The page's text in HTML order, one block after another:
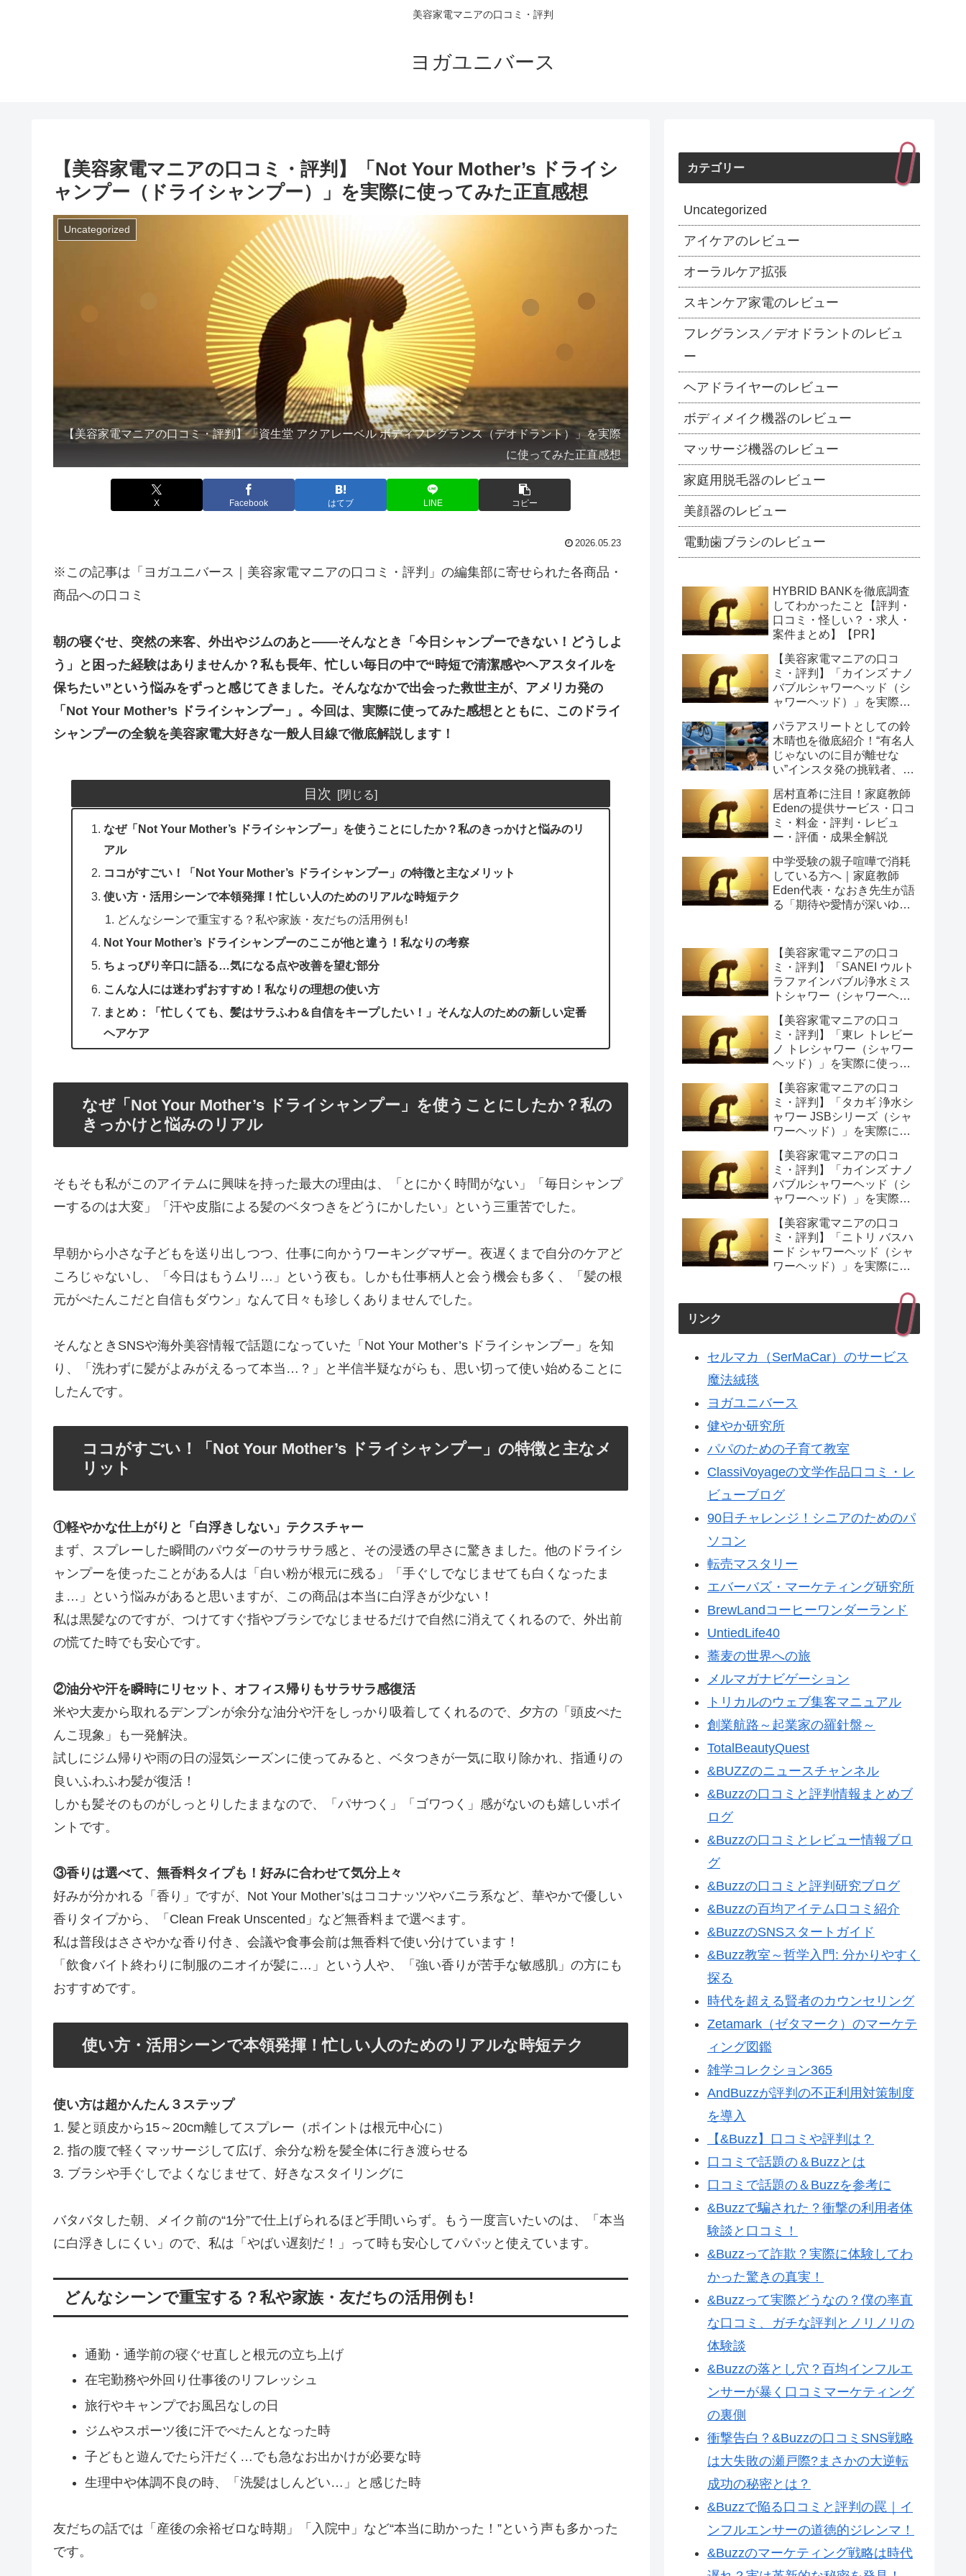
美容家電マニアの口コミ・評判
ヨガユニバース
【美容家電マニアの口コミ・評判】「Not Your Mother’s ドライシ
ャンプー（ドライシャンプー）」を実際に使ってみた正直感想
Uncategorized
【美容家電マニアの口コミ・評判】「資生堂 アクアレーベル ボディフレグランス（デオドラント）」を実際
に使ってみた正直感想
X Facebook はてブ LINE コピー
2026.05.23
※この記事は「ヨガユニバース｜美容家電マニアの口コミ・評判」の編集部に寄せられた各商品・
商品への口コミ
朝の寝ぐせ、突然の来客、外出やジムのあと――そんなとき「今日シャンプーできない！どうしよ
う」と困った経験はありませんか？私も長年、忙しい毎日の中で“時短で清潔感やヘアスタイルを
保ちたい”という悩みをずっと感じてきました。そんななかで出会った救世主が、アメリカ発の
「Not Your Mother’s ドライシャンプー」。今回は、実際に使ってみた感想とともに、このドライ
シャンプーの全貌を美容家電大好きな一般人目線で徹底解説します！
目次
なぜ「Not Your Mother’s ドライシャンプー」を使うことにしたか？私のきっかけと悩みのリ
アル
ココがすごい！「Not Your Mother’s ドライシャンプー」の特徴と主なメリット
使い方・活用シーンで本領発揮！忙しい人のためのリアルな時短テク
どんなシーンで重宝する？私や家族・友だちの活用例も!
Not Your Mother’s ドライシャンプーのここが他と違う！私なりの考察
ちょっぴり辛口に語る…気になる点や改善を望む部分
こんな人には迷わずおすすめ！私なりの理想の使い方
まとめ：「忙しくても、髪はサラふわ＆自信をキープしたい！」そんな人のための新しい定番
ヘアケア
なぜ「Not Your Mother’s ドライシャンプー」を使うことにしたか？私の
きっかけと悩みのリアル
そもそも私がこのアイテムに興味を持った最大の理由は、「とにかく時間がない」「毎日シャンプ
ーするのは大変」「汗や皮脂による髪のベタつきをどうにかしたい」という三重苦でした。
早朝から小さな子どもを送り出しつつ、仕事に向かうワーキングマザー。夜遅くまで自分のケアど
ころじゃないし、「今日はもうムリ…」という夜も。しかも仕事柄人と会う機会も多く、「髪の根
元がぺたんこだと自信もダウン」なんて日々も珍しくありませんでした。
そんなときSNSや海外美容情報で話題になっていた「Not Your Mother’s ドライシャンプー」を知
り、「洗わずに髪がよみがえるって本当…？」と半信半疑ながらも、思い切って使い始めることに
したんです。
ココがすごい！「Not Your Mother’s ドライシャンプー」の特徴と主なメ
リット
①軽やかな仕上がりと「白浮きしない」テクスチャー
まず、スプレーした瞬間のパウダーのサラサラ感と、その浸透の早さに驚きました。他のドライシ
ャンプーを使ったことがある人は「白い粉が根元に残る」「手ぐしでなじませても白くなったま
ま…」という悩みがあると思いますが、この商品は本当に白浮きが少ない！
私は黒髪なのですが、つけてすぐ指やブラシでなじませるだけで自然に消えてくれるので、外出前
の慌てた時でも安心です。
②油分や汗を瞬時にリセット、オフィス帰りもサラサラ感復活
米や大麦から取れるデンプンが余分な油分や汗をしっかり吸着してくれるので、夕方の「頭皮ぺた
んこ現象」も一発解決。
試しにジム帰りや雨の日の湿気シーズンに使ってみると、ベタつきが一気に取り除かれ、指通りの
良いふわふわ髪が復活！
しかも髪そのものがしっとりしたままなので、「パサつく」「ゴワつく」感がないのも嬉しいポイ
ントです。
③香りは選べて、無香料タイプも！好みに合わせて気分上々
好みが分かれる「香り」ですが、Not Your Mother’sはココナッツやバニラ系など、華やかで優しい
香りタイプから、「Clean Freak Unscented」など無香料まで選べます。
私は普段はささやかな香り付き、会議や食事会前は無香料で使い分けています！
「飲食バイト終わりに制服のニオイが髪に…」という人や、「強い香りが苦手な敏感肌」の方にも
おすすめです。
使い方・活用シーンで本領発揮！忙しい人のためのリアルな時短テク
使い方は超かんたん３ステップ
1. 髪と頭皮から15～20cm離してスプレー（ポイントは根元中心に）
2. 指の腹で軽くマッサージして広げ、余分な粉を髪全体に行き渡らせる
3. ブラシや手ぐしでよくなじませて、好きなスタイリングに
バタバタした朝、メイク前の“1分”で仕上げられるほど手間いらず。もう一度言いたいのは、「本当
に白浮きしにくい」ので、私は「やばい遅刻だ！」って時も安心してパパッと使えています。
どんなシーンで重宝する？私や家族・友だちの活用例も!
通勤・通学前の寝ぐせ直しと根元の立ち上げ
在宅勤務や外回り仕事後のリフレッシュ
旅行やキャンプでお風呂なしの日
ジムやスポーツ後に汗でぺたんとなった時
子どもと遊んでたら汗だく…でも急なお出かけが必要な時
生理中や体調不良の時、「洗髪はしんどい…」と感じた時
友だちの話では「産後の余裕ゼロな時期」「入院中」など“本当に助かった！”という声も多かった
です。
カテゴリー
Uncategorized
アイケアのレビュー
オーラルケア拡張
スキンケア家電のレビュー
フレグランス／デオドラントのレビュ
ー
ヘアドライヤーのレビュー
ボディメイク機器のレビュー
マッサージ機器のレビュー
家庭用脱毛器のレビュー
美顔器のレビュー
電動歯ブラシのレビュー
HYBRID BANKを徹底調査
してわかったこと【評判・
口コミ・怪しい？・求人・
案件まとめ】【PR】
【美容家電マニアの口コ
ミ・評判】「カインズ ナノ
バブルシャワーヘッド（シ
ャワーヘッド）」を実際に
パラアスリートとしての鈴
木晴也を徹底紹介！“有名人
じゃないのに目が離せな
い”インスタ発の挑戦者、そ
を長めに追います
居村直希に注目！家庭教師
Edenの提供サービス・口コ
ミ・料金・評判・レビュ
ー・評価・成果全解説
中学受験の親子喧嘩で消耗
している方へ｜家庭教師
Eden代表・なおき先生が語
る「期待や愛情が深いゆえ
いう選び方
【美容家電マニアの口コ
ミ・評判】「SANEI ウルト
ラファインバブル浄水ミス
トシャワー（シャワーヘッ
正直感想
【美容家電マニアの口コ
ミ・評判】「東レ トレビー
ノ トレシャワー（シャワー
ヘッド）」を実際に使って
【美容家電マニアの口コ
ミ・評判】「タカギ 浄水シ
ャワー JSBシリーズ（シャ
ワーヘッド）」を実際に使
【美容家電マニアの口コ
ミ・評判】「カインズ ナノ
バブルシャワーヘッド（シ
ャワーヘッド）」を実際に
【美容家電マニアの口コ
ミ・評判】「ニトリ バスハ
ード シャワーヘッド（シャ
ワーヘッド）」を実際に使
リンク
セルマカ（SerMaCar）のサービス
魔法絨毯
ヨガユニバース
健やか研究所
パパのための子育て教室
ClassiVoyageの文学作品口コミ・レ
ビューブログ
90日チャレンジ！シニアのためのパ
ソコン
転売マスタリー
エバーバズ・マーケティング研究所
BrewLandコーヒーワンダーランド
UntiedLife40
蕎麦の世界への旅
メルマガナビゲーション
トリカルのウェブ集客マニュアル
創業航路～起業家の羅針盤～
TotalBeautyQuest
&BUZZのニュースチャンネル
&Buzzの口コミと評判情報まとめブ
ログ
&Buzzの口コミとレビュー情報ブロ
グ
&Buzzの口コミと評判研究ブログ
&Buzzの百均アイテム口コミ紹介
&BuzzのSNSスタートガイド
&Buzz教室～哲学入門: 分かりやすく
探る
時代を超える賢者のカウンセリング
Zetamark（ゼタマーク）のマーケテ
ィング図鑑
雑学コレクション365
AndBuzzが評判の不正利用対策制度
を導入
【&Buzz】口コミや評判は？
口コミで話題の＆Buzzとは
口コミで話題の＆Buzzを参考に
&Buzzで騙された？衝撃の利用者体
験談と口コミ！
&Buzzって詐欺？実際に体験してわ
かった驚きの真実！
&Buzzって実際どうなの？僕の率直
な口コミ、ガチな評判とノリノリの
体験談
&Buzzの落とし穴？百均インフルエ
ンサーが暴く口コミマーケティング
の裏側
衝撃告白？&Buzzの口コミSNS戦略
は大失敗の瀬戸際?まさかの大逆転
成功の秘密とは？
&Buzzで陥る口コミと評判の罠｜イ
ンフルエンサーの道徳的ジレンマ！
&Buzzのマーケティング戦略は時代